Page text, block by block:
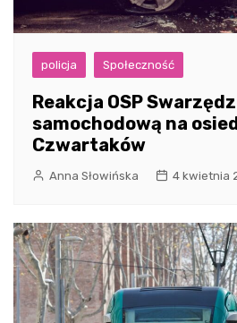
policja Społeczność
Reakcja OSP
samochodową na
Czwartaków
Anna Słowińska 4 kwietnia